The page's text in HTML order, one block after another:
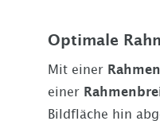
Optimale
Mit einer
einer
Bildfläche hin